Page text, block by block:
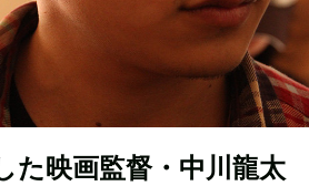
た映画監督・中川龍太